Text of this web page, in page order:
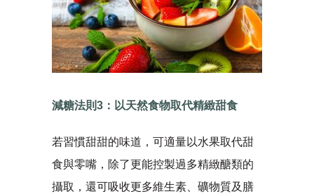
減糖法則3：以天然食物取代精緻甜食
若習慣甜甜的味道，可適量以水果取代甜
食與零嘴，除了更能控製過多精緻醣類的
攝取，還可吸收更多維生素、礦物質及膳